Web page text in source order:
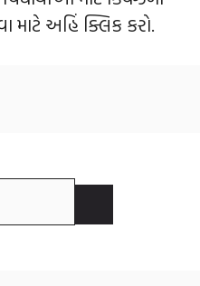
માટે અહિં ક્લિક કરો.